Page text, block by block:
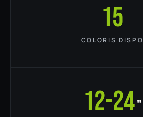
15
COLORIS DISPO
12-24"